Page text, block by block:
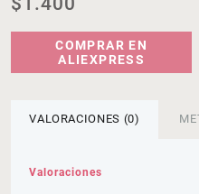
COMPRAR EN
ALIEXPRESS
VALORACIONES (0)
Valoraciones